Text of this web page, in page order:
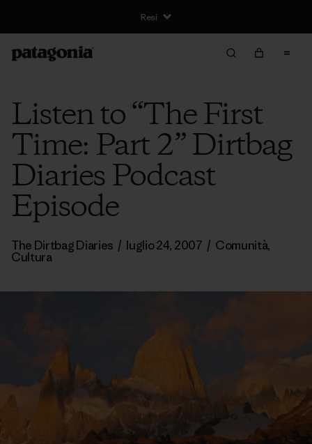
Resi
Listen to “The First
Time: Part 2” Dirtbag
Diaries Podcast
Episode
The Dirtbag Diaries / luglio 24, 2007 / Comunità,
Cultura